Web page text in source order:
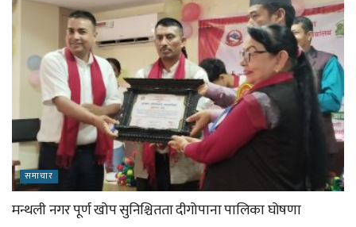
समाचार
मन्थली नगर पूर्ण खोप सुनिश्चितता दीगोपाना पालिका घोषणा